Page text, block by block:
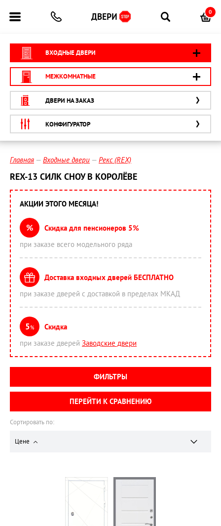
0
ВХОДНЫЕ ДВЕРИ
МЕЖКОМНАТНЫЕ
ДВЕРИ НА ЗАКАЗ
КОНФИГУРАТОР
Главная Входные двери Рекс (REX)
REX-13 СИЛК СНОУ В КОРОЛЁВЕ
Сортировать по:
Цене
АКЦИИ ЭТОГО МЕСЯЦА!
%
Скидка для пенсионеров 5%
при заказе всего модельного ряда
Доставка входных дверей БЕСПЛАТНО
при заказе дверей с доставкой в пределах МКАД
5%
Скидка
при заказе дверей Заводские двери
ФИЛЬТРЫ
ПЕРЕЙТИ К СРАВНЕНИЮ